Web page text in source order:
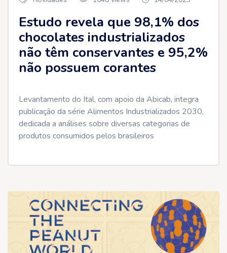
Estudo revela que 98,1% dos
chocolates industrializados
não têm conservantes e 95,2%
não possuem corantes
Levantamento do Ital, com apoio da Abicab, integra
publicação da série Alimentos Industrializados 2030,
dedicada a análises sobre diversas categorias de
produtos consumidos pelos brasileiros